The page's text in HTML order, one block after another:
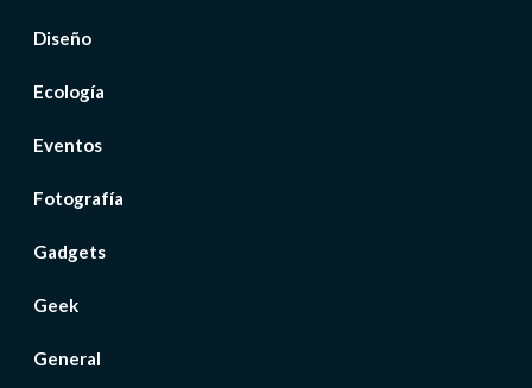
Diseño
Ecología
Eventos
Fotografía
Gadgets
Geek
General